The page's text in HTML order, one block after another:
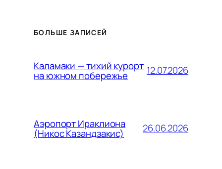
БОЛЬШЕ ЗАПИСЕЙ
Каламаки — тихий курорт
на южном побережье 12.07.2026
Аэропорт Ираклиона
(Никос Казандзакис) 26.06.2026